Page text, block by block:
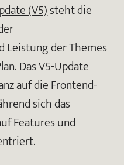
(V5)steht die
der Themes
Das V5-Update
auf die Frontend-
sich das
Features und